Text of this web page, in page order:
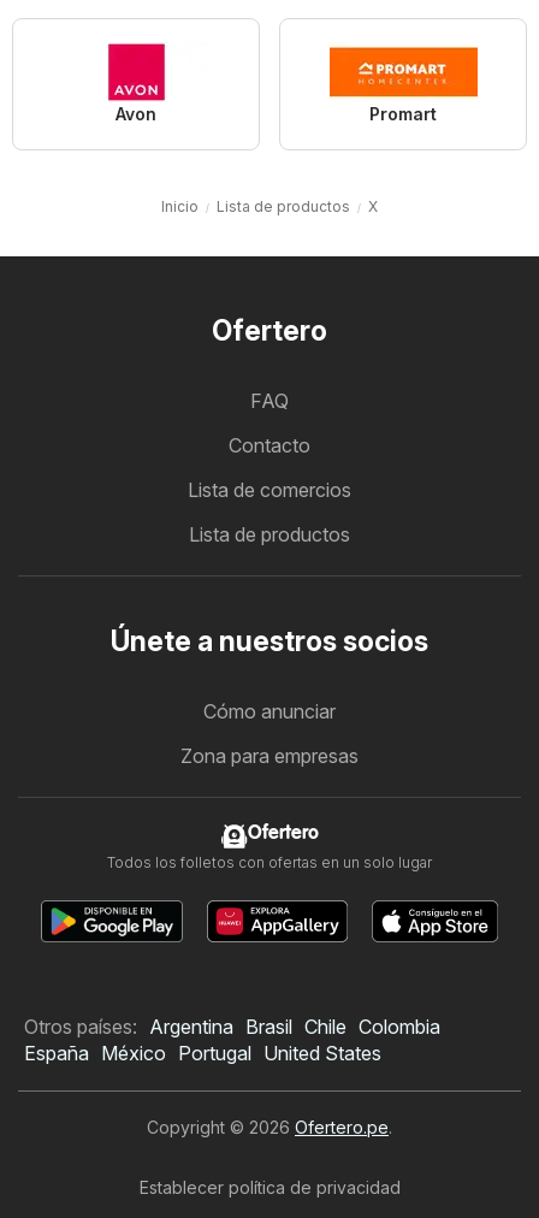
Avon Promart
Inicio Lista de productos X
Ofertero
FAQ
Contacto
Lista de comercios
Lista de productos
Únete a nuestros socios
Cómo anunciar
Zona para empresas
Ofertero
Todos los folletos con ofertas en un solo lugar
Otros países: Argentina Brasil Chile Colombia
España México Portugal United States
Copyright © 2026 Ofertero.pe.
Establecer política de privacidad